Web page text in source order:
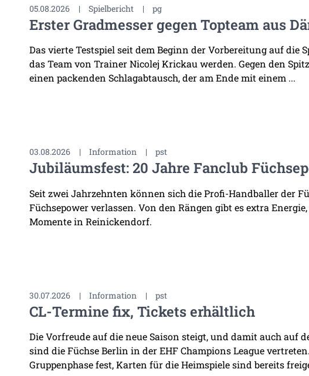
05.08.2026 | Spielbericht | pg
Erster Gradmesser gegen Topteam aus
Das vierte Testspiel seit dem Beginn der Vorbereitung auf
das Team von Trainer Nicolej Krickau werden. Gegen den
einen packenden Schlagabtausch, der am Ende mit einem ...
03.08.2026 | Information | pst
Jubiläumsfest: 20 Jahre Fanclub
Seit zwei Jahrzehnten können sich die Profi-Handballer der
Füchsepower verlassen. Von den Rängen gibt es extra
Momente in Reinickendorf.
30.07.2026 | Information | pst
CL-Termine fix, Tickets erhältlich
Die Vorfreude auf die neue Saison steigt, und damit auch
sind die Füchse Berlin in der EHF Champions League
Gruppenphase fest, Karten für die Heimspiele sind bereits